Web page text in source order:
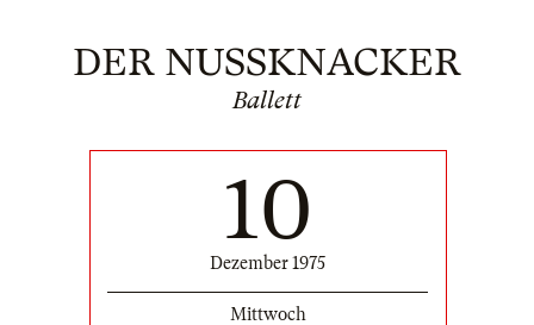
DER NUSSKNACKER
Ballett
10
Dezember 1975
Mittwoch